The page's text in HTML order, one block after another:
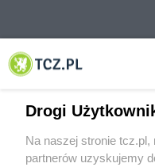
© 2001-2026 Tczew - TCZ.PL
Drogi
Na naszej stronie
partnerów uzyskujemy